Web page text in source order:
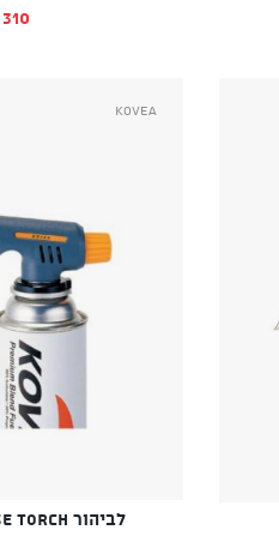
310
Kovea
לביהור MULTI PURPOSE TORCH